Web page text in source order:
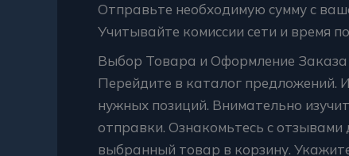
Отправьте необходимую сумму с
Учитывайте комиссии сети и время
Выбор Товара и Оформление Заказа
Перейдите в каталог предложений.
нужных позиций. Внимательно
отправки. Ознакомьтесь с
выбранный товар в корзину.